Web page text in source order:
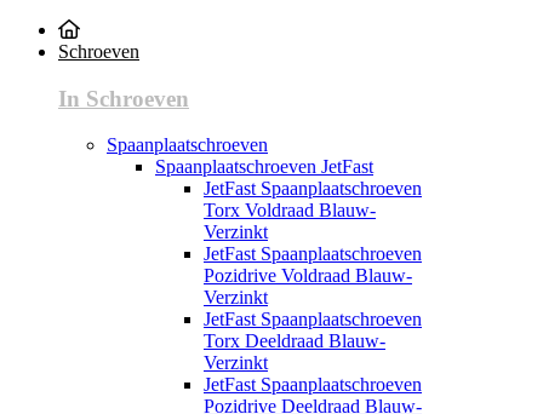
Schroeven
In Schroeven
Spaanplaatschroeven
Spaanplaatschroeven JetFast
JetFast Spaanplaatschroeven
Torx Voldraad Blauw-
Verzinkt
JetFast Spaanplaatschroeven
Pozidrive Voldraad Blauw-
Verzinkt
JetFast Spaanplaatschroeven
Torx Deeldraad Blauw-
Verzinkt
JetFast Spaanplaatschroeven
Pozidrive Deeldraad Blauw-